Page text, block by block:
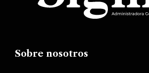
Sobre nosotros